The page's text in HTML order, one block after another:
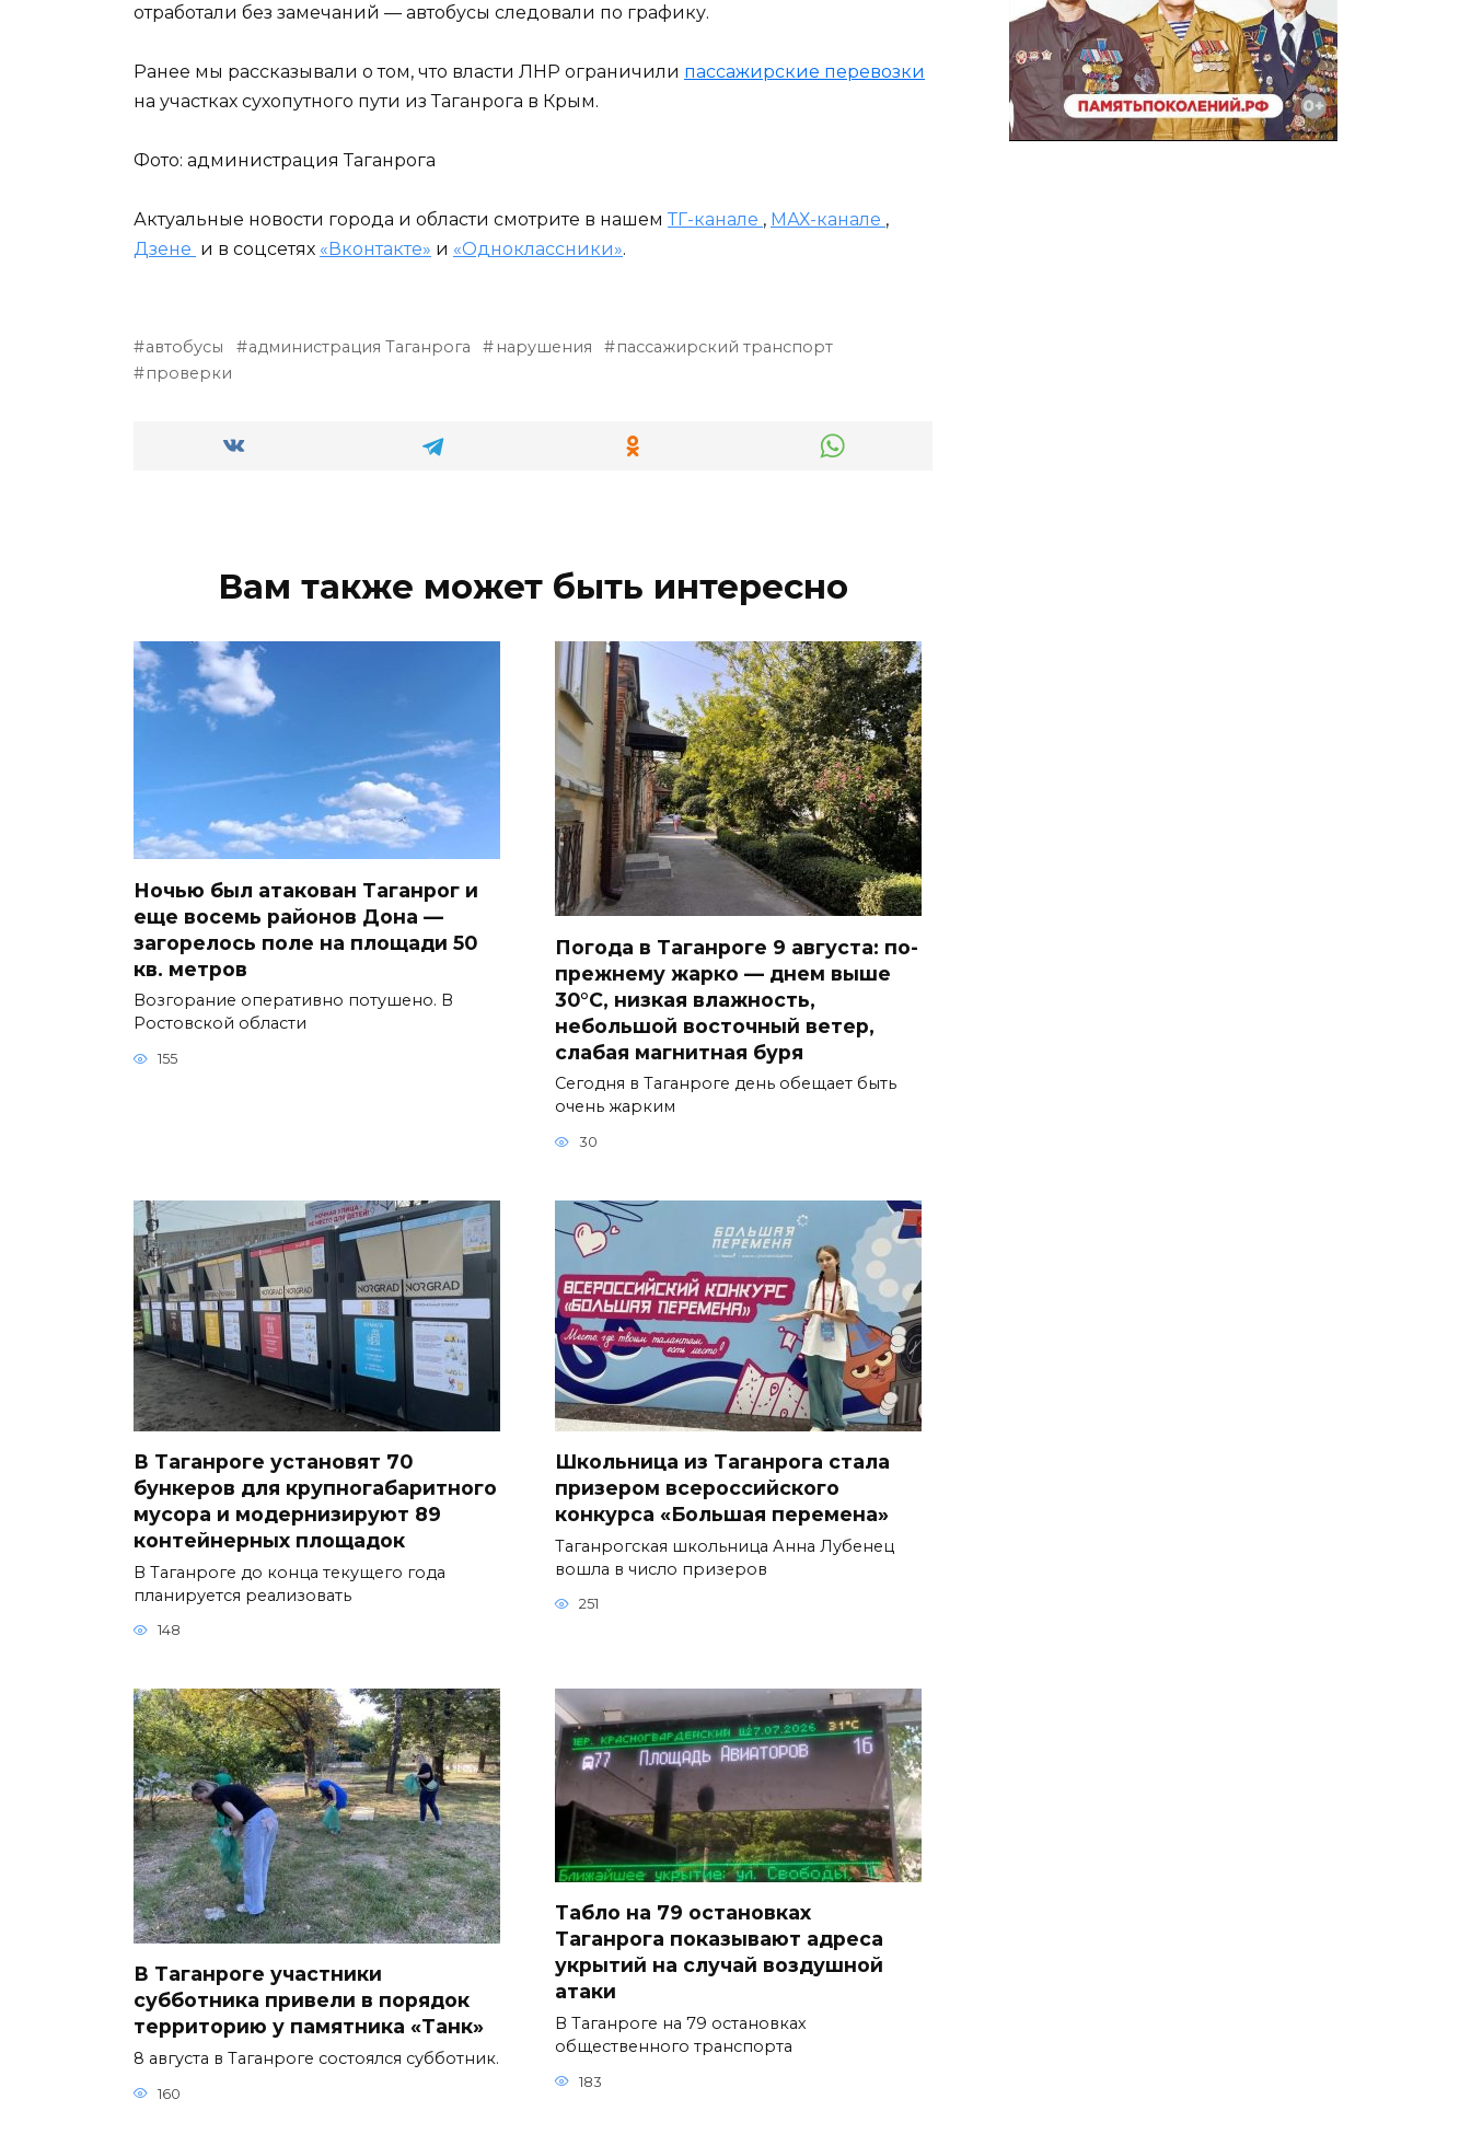
отработали без замечаний — автобусы следовали по графику.
Ранее мы рассказывали о том, что власти ЛНР ограничили пассажирские перевозки
на участках сухопутного пути из Таганрога в Крым.
Фото: администрация Таганрога
Актуальные новости города и области смотрите в нашем ТГ-канале , МАХ-канале ,
Дзене и в соцсетях «Вконтакте» и «Одноклассники».
автобусы администрация Таганрога нарушения
пассажирский транспорт
проверки
Вам также может быть интересно
Ночью был атакован Таганрог и
еще восемь районов Дона —
загорелось поле на площади 50
кв. метров
Возгорание оперативно потушено. В
Ростовской области
155
Погода в Таганроге 9 августа: по-
прежнему жарко — днем выше
30°С, низкая влажность,
небольшой восточный ветер,
слабая магнитная буря
Сегодня в Таганроге день обещает быть
очень жарким
30
В Таганроге установят 70
бункеров для крупногабаритного
мусора и модернизируют 89
контейнерных площадок
В Таганроге до конца текущего года
планируется реализовать
148
Школьница из Таганрога стала
призером всероссийского
конкурса «Большая перемена»
Таганрогская школьница Анна Лубенец
вошла в число призеров
251
В Таганроге участники
субботника привели в порядок
территорию у памятника «Танк»
8 августа в Таганроге состоялся субботник.
160
Табло на 79 остановках
Таганрога показывают адреса
укрытий на случай воздушной
атаки
В Таганроге на 79 остановках
общественного транспорта
183